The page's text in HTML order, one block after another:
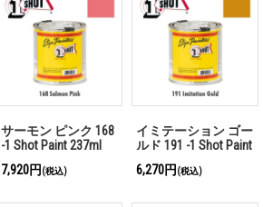
サーモン ピンク 168
-1 Shot Paint 237ml
7,920円 (税込)
イミテーション ゴー
ルド 191 -1 Shot Paint
6,270円 (税込)